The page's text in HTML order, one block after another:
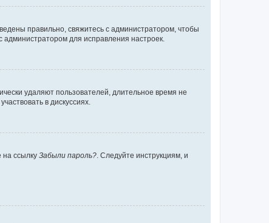
правильно, свяжитесь с администратором, чтобы
для исправления настроек.
удаляют пользователей, длительное время не
в дискуссиях.
на ссылку Забыли пароль? . Следуйте инструкциям, и